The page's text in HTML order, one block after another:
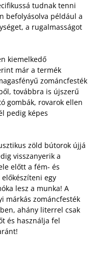
tudnak tenni
befolyásolva például a
a rugalmasságot
kiemelkedő
már a termék
zománcfesték
továbbra is újszerű
gombák, rovarok ellen
pedig képes
zöld bútorok újjá
visszanyerik a
előtt a fém- és
egy
lesz a munka! A
márkás zománcfesték
ahány literrel csak
és használja fel